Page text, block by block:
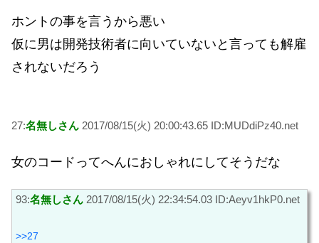
ホントの事を言うから悪い
仮に男は開発技術者に向いていないと言っても解雇
されないだろう
27:名無しさん 2017/08/15(火) 20:00:43.65 ID:MUDdiPz40.net
女のコードってへんにおしゃれにしてそうだな
93:名無しさん 2017/08/15(火) 22:34:54.03 ID:Aeyv1hkP0.net
>>27